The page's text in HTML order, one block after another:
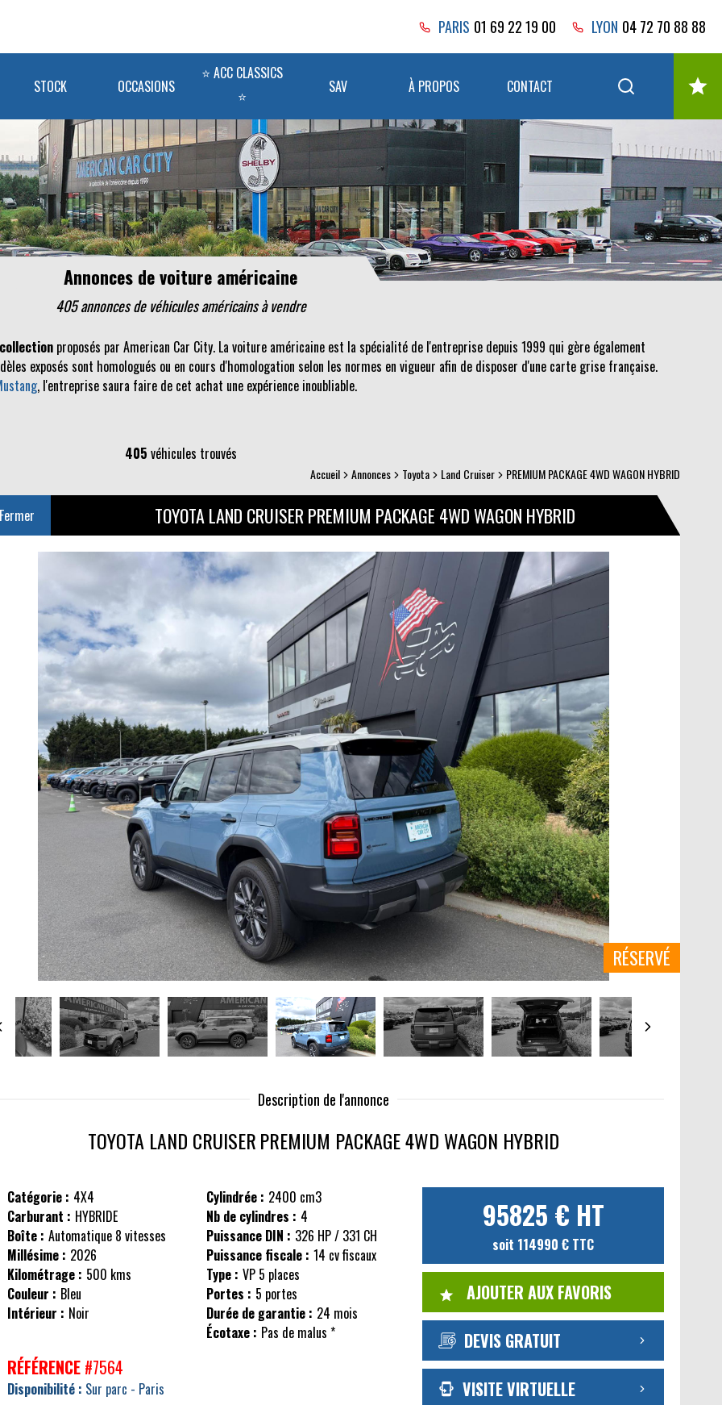
PARIS 01 69 22 19 00 LYON 04 72 70 88 88
STOCK OCCASIONS
⭐ ACC CLASSICS
⭐
SAV À PROPOS CONTACT
Annonces de voiture américaine
405 annonces de véhiculesaméricainsà vendre
proposés par American Car City. La voiture américaine est la spécialité de l'entreprise depuis 1999 qui gère également
exposés sont homologués ou en cours d'homologation selon les normes en vigueur afin de disposer d'une carte grise française.
, l'entreprise saura faire de cet achat une expérience inoubliable.
405 véhicules trouvés
Accueil Annonces Toyota Land Cruiser PREMIUM PACKAGE 4WD WAGON HYBRID
TOYOTA LAND CRUISER PREMIUM PACKAGE 4WD WAGON HYBRID
RÉSERVÉ
Description de l'annonce
TOYOTA LAND CRUISERPREMIUM PACKAGE 4WD WAGON HYBRID
Catégorie : 4X4
Carburant : HYBRIDE
Boîte : Automatique 8 vitesses
Millésime : 2026
Kilométrage : 500 kms
Couleur : Bleu
Intérieur : Noir
Cylindrée : 2400 cm3
Nb de cylindres : 4
Puissance DIN : 326 HP / 331 CH
Puissance fiscale : 14 cv fiscaux
Type : VP 5 places
Portes : 5 portes
Durée de garantie : 24 mois
Écotaxe : Pas de malus *
RÉFÉRENCE#7564
Disponibilité : Sur parc - Paris
95825 € HT
soit 114990 € TTC
AJOUTER AUX FAVORIS
DEVIS GRATUIT
VISITE VIRTUELLE